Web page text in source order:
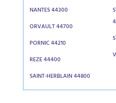
NANTES 44300
ORVAULT 44700
PORNIC 44210
REZE 44400
SAINT-HERBLAIN 44800